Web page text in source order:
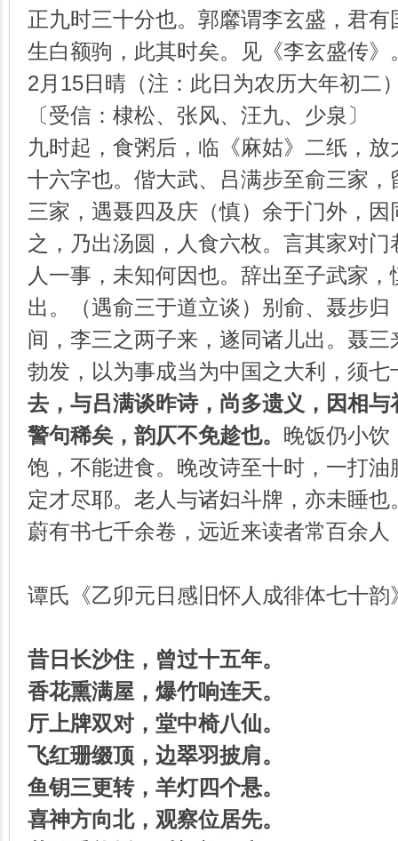
正九时三十分也。郭黁谓李玄盛，君
生白额驹，此其时矣。见《李玄盛传》
2月15日晴（注：此日为农历大年初二
〔受信：棣松、张风、汪九、少泉〕
九时起，食粥后，临《麻姑》二纸，
十六字也。偕大武、吕满步至俞三家
三家，遇聂四及庆（慎）余于门外，
之，乃出汤圆，人食六枚。言其家对
人一事，未知何因也。辞出至子武家
出。（遇俞三于道立谈）别俞、聂步
间，李三之两子来，遂同诸儿出。聂
勃发，以为事成当为中国之大利，须
去，与吕满谈昨诗，尚多遗义，因相
警句稀矣，韵仄不免趁也。 晚饭仍小饮
饱，不能进食。晚改诗至十时，一打
定才尽耶。老人与诸妇斗牌，亦未睡
蔚有书七千余卷，远近来读者常百余人
谭氏《乙卯元日感旧怀人成徘体七十韵
昔日长沙住，曾过十五年。
香花熏满屋，爆竹响连天。
厅上牌双对，堂中椅八仙。
飞红珊缀顶，边翠羽披肩。
鱼钥三更转，羊灯四个悬。
喜神方向北，观察位居先。